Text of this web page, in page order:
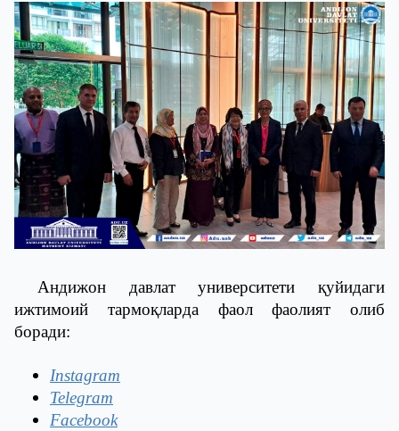
Андижон давлат университети қуйидаги
ижтимоий тармоқларда фаол фаолият олиб
боради:
Instagram
Telegram
Facebook